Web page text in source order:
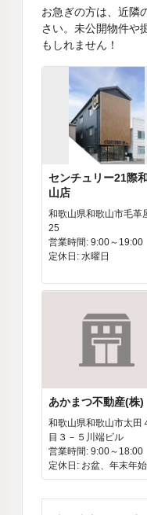
お急ぎの方は、近隣
さい。未公開物件や
もしれません！
センチュリー21際
山店
和歌山県和歌山市毛革
25
営業時間: 9:00～19:00
定休日: 水曜日
あかまつ不動産(株)
和歌山県和歌山市太田
目３－５川端ビル
営業時間: 9:00～18:00
定休日: お盆、年末年始